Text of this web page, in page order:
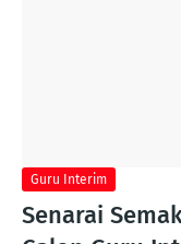
Guru Interim
Senarai